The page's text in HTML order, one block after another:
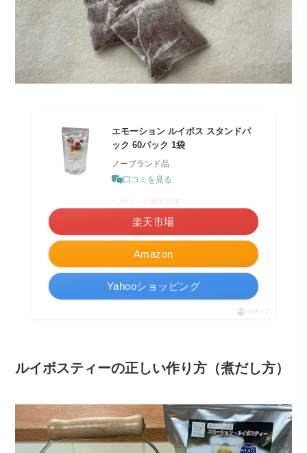
エモーション ルイボス スタンドパ
ック 60パック 1袋
ノーブランド品
口コミを見る
Amazon
楽天市場
Yahooショッピング
ポチップ
ルイボスティーの正しい作り方（煮だし方）